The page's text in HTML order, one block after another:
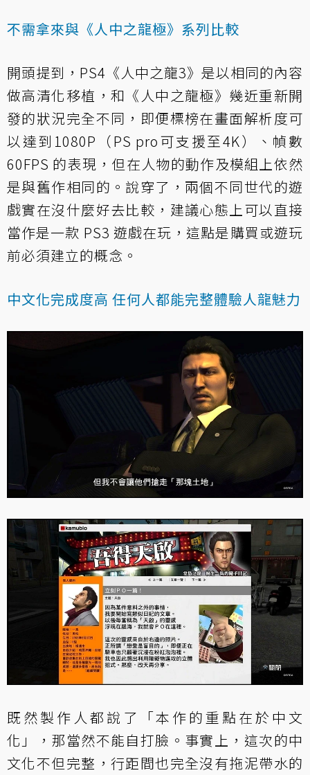
不需拿來與《人中之龍極》系列比較
開頭提到，PS4《人中之龍3》是以相同的內容
做高清化移植，和《人中之龍極》幾近重新開
發的狀況完全不同，即便標榜在畫面解析度可
以達到1080P（PS pro可支援至4K）、幀數
60FPS 的表現，但在人物的動作及模組上依然
是與舊作相同的。說穿了，兩個不同世代的遊
戲實在沒什麼好去比較，建議心態上可以直接
當作是一款 PS3 遊戲在玩，這點是購買或遊玩
前必須建立的概念。
中文化完成度高 任何人都能完整體驗人龍魅力
既然製作人都說了「本作的重點在於中文
化」，那當然不能自打臉。事實上，這次的中
文化不但完整，行距間也完全沒有拖泥帶水的